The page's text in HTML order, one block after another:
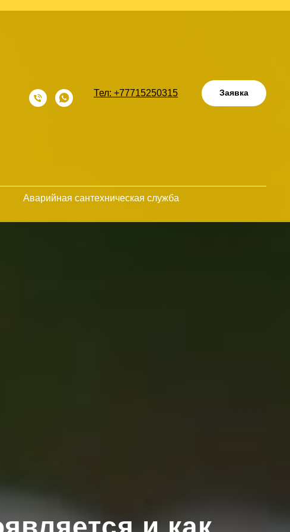
Тел: +77715250315 Заявка
Аварийная сантехническая служба